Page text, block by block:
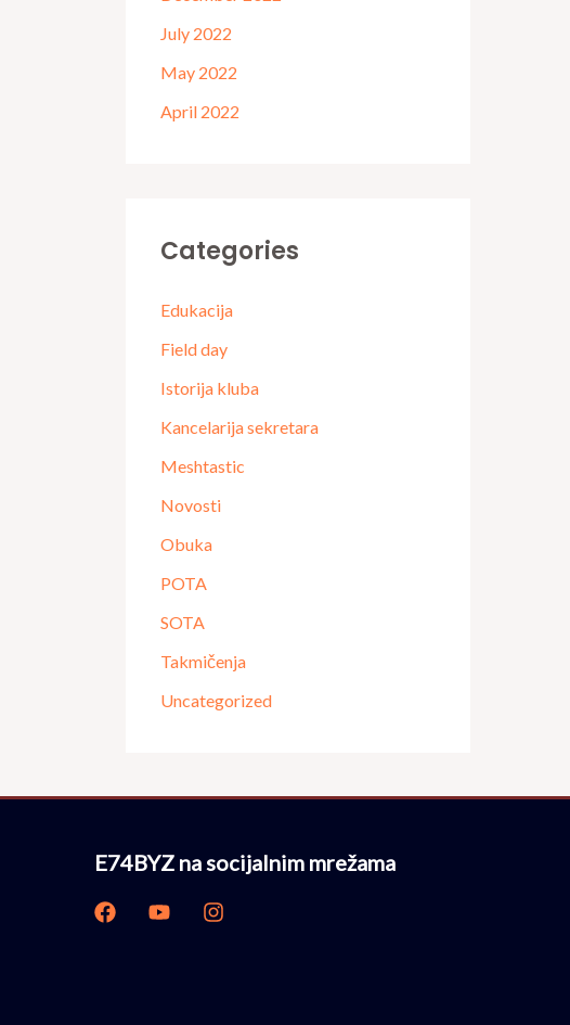
July 2022
May 2022
April 2022
Categories
Edukacija
Field day
Istorija kluba
Kancelarija sekretara
Meshtastic
Novosti
Obuka
POTA
SOTA
Takmičenja
Uncategorized
E74BYZ na socijalnim mrežama